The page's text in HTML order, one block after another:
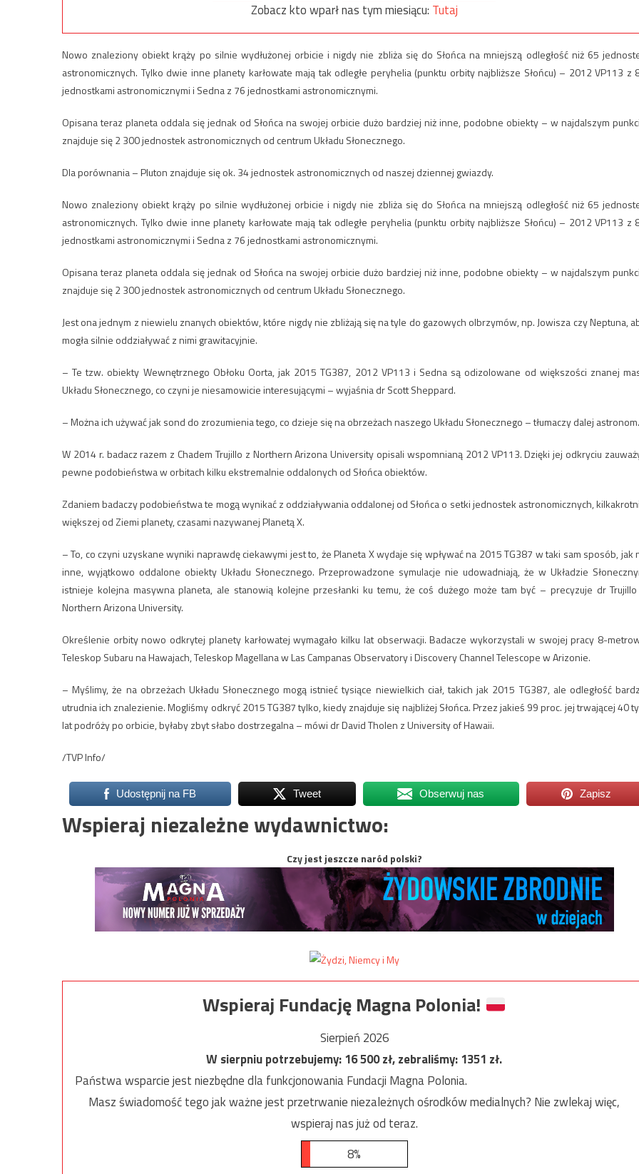
Zobacz kto wparł nas tym miesiącu: Tutaj
Nowo znaleziony obiekt krąży po silnie wydłużonej orbicie i nigdy nie zbliża się do Słońca na mniejszą odległość niż 65
astronomicznych. Tylko dwie inne planety karłowate mają tak odległe peryhelia (punktu orbity najbliższe Słońcu) – 2012 VP113 z
jednostkami astronomicznymi i Sedna z 76 jednostkami astronomicznymi.
Opisana teraz planeta oddala się jednak od Słońca na swojej orbicie dużo bardziej niż inne, podobne obiekty – w najdalszym
znajduje się 2 300 jednostek astronomicznych od centrum Układu Słonecznego.
Dla porównania – Pluton znajduje się ok. 34 jednostek astronomicznych od naszej dziennej gwiazdy.
Nowo znaleziony obiekt krąży po silnie wydłużonej orbicie i nigdy nie zbliża się do Słońca na mniejszą odległość niż 65
astronomicznych. Tylko dwie inne planety karłowate mają tak odległe peryhelia (punktu orbity najbliższe Słońcu) – 2012 VP113 z
jednostkami astronomicznymi i Sedna z 76 jednostkami astronomicznymi.
Opisana teraz planeta oddala się jednak od Słońca na swojej orbicie dużo bardziej niż inne, podobne obiekty – w najdalszym
znajduje się 2 300 jednostek astronomicznych od centrum Układu Słonecznego.
Jest ona jednym z niewielu znanych obiektów, które nigdy nie zbliżają się na tyle do gazowych olbrzymów, np. Jowisza czy Neptuna,
mogła silnie oddziaływać z nimi grawitacyjnie.
– Te tzw. obiekty Wewnętrznego Obłoku Oorta, jak 2015 TG387, 2012 VP113 i Sedna są odizolowane od większości znanej
Układu Słonecznego, co czyni je niesamowicie interesującymi – wyjaśnia dr Scott Sheppard.
– Można ich używać jak sond do zrozumienia tego, co dzieje się na obrzeżach naszego Układu Słonecznego – tłumaczy dalej astronom.
W 2014 r. badacz razem z Chadem Trujillo z Northern Arizona University opisali wspomnianą 2012 VP113. Dzięki jej odkryciu
pewne podobieństwa w orbitach kilku ekstremalnie oddalonych od Słońca obiektów.
Zdaniem badaczy podobieństwa te mogą wynikać z oddziaływania oddalonej od Słońca o setki jednostek astronomicznych,
większej od Ziemi planety, czasami nazywanej Planetą X.
– To, co czyni uzyskane wyniki naprawdę ciekawymi jest to, że Planeta X wydaje się wpływać na 2015 TG387 w taki sam sposób, jak
inne, wyjątkowo oddalone obiekty Układu Słonecznego. Przeprowadzone symulacje nie udowadniają, że w Układzie
istnieje kolejna masywna planeta, ale stanowią kolejne przesłanki ku temu, że coś dużego może tam być – precyzuje dr
Northern Arizona University.
Określenie orbity nowo odkrytej planety karłowatej wymagało kilku lat obserwacji. Badacze wykorzystali w swojej pracy 8-
Teleskop Subaru na Hawajach, Teleskop Magellana w Las Campanas Observatory i Discovery Channel Telescope w Arizonie.
– Myślimy, że na obrzeżach Układu Słonecznego mogą istnieć tysiące niewielkich ciał, takich jak 2015 TG387, ale odległość
utrudnia ich znalezienie. Mogliśmy odkryć 2015 TG387 tylko, kiedy znajduje się najbliżej Słońca. Przez jakieś 99 proc. jej trwającej 40
lat podróży po orbicie, byłaby zbyt słabo dostrzegalna – mówi dr David Tholen z University of Hawaii.
/TVP Info/
Udostępnij na FB Tweet Obserwuj nas Zapisz
Wspieraj niezależne wydawnictwo:
Czy jest jeszcze naród polski?
Wspieraj Fundację Magna Polonia!
Sierpień 2026
W sierpniu potrzebujemy:16 500zł, zebraliśmy:1351 zł.
Państwa wsparcie jest niezbędne dla funkcjonowania Fundacji Magna Polonia.
Masz świadomość tego jak ważne jest przetrwanie niezależnych ośrodków medialnych? Nie zwlekaj więc,
wspieraj nas już od teraz.
8%